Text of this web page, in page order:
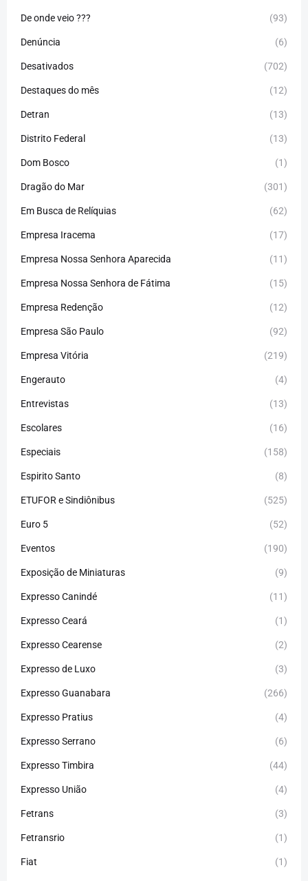
De onde veio ??? (93)
Denúncia (6)
Desativados (702)
Destaques do mês (12)
Detran (13)
Distrito Federal (13)
Dom Bosco (1)
Dragão do Mar (301)
Em Busca de Relíquias (62)
Empresa Iracema (17)
Empresa Nossa Senhora Aparecida (11)
Empresa Nossa Senhora de Fátima (15)
Empresa Redenção (12)
Empresa São Paulo (92)
Empresa Vitória (219)
Engerauto (4)
Entrevistas (13)
Escolares (16)
Especiais (158)
Espirito Santo (8)
ETUFOR e Sindiônibus (525)
Euro 5 (52)
Eventos (190)
Exposição de Miniaturas (9)
Expresso Canindé (11)
Expresso Ceará (1)
Expresso Cearense (2)
Expresso de Luxo (3)
Expresso Guanabara (266)
Expresso Pratius (4)
Expresso Serrano (6)
Expresso Timbira (44)
Expresso União (4)
Fetrans (3)
Fetransrio (1)
Fiat (1)